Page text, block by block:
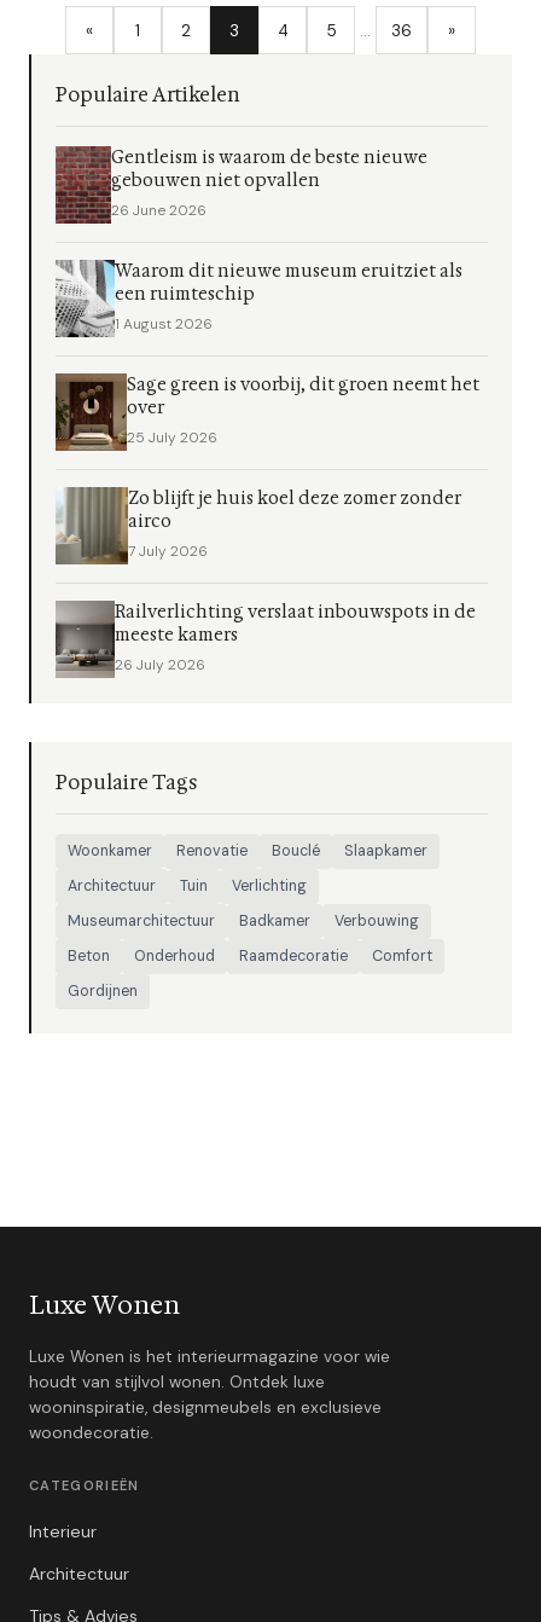
« 1 2 3 4 5 … 36 »
Populaire Artikelen
Gentleism is waarom de beste nieuwe
gebouwen niet opvallen
26 June 2026
Waarom dit nieuwe museum eruitziet als
een ruimteschip
1 August 2026
Sage green is voorbij, dit groen neemt het
over
25 July 2026
Zo blijft je huis koel deze zomer zonder
airco
7 July 2026
Railverlichting verslaat inbouwspots in de
meeste kamers
26 July 2026
Populaire Tags
Woonkamer Renovatie Bouclé
Slaapkamer
Architectuur
Tuin
Verlichting
Museumarchitectuur
Badkamer
Verbouwing
Beton
Onderhoud Raamdecoratie
Comfort
Gordijnen
Luxe Wonen
Luxe Wonen is het interieurmagazine voor wie
houdt van stijlvol wonen. Ontdek luxe
wooninspiratie, designmeubels en exclusieve
woondecoratie.
CATEGORIEËN
Interieur
Architectuur
Tips & Advies